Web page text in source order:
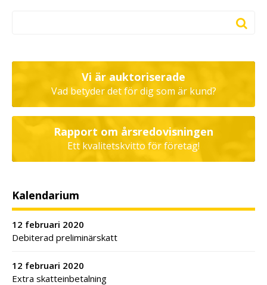
Vi är auktoriserade
Vad betyder det för dig som är kund?
Rapport om årsredovisningen
Ett kvalitetskvitto för företag!
Kalendarium
12 februari 2020
Debiterad preliminärskatt
12 februari 2020
Extra skatteinbetalning